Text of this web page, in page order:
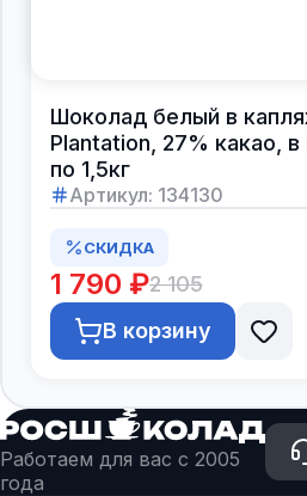
Шоколад белый в
Plantation, 27% какао, в
по 1,5кг
Артикул: 134130
СКИДКА
1 790 ₽2 105
В корзину
Работаем для вас с 2005
года